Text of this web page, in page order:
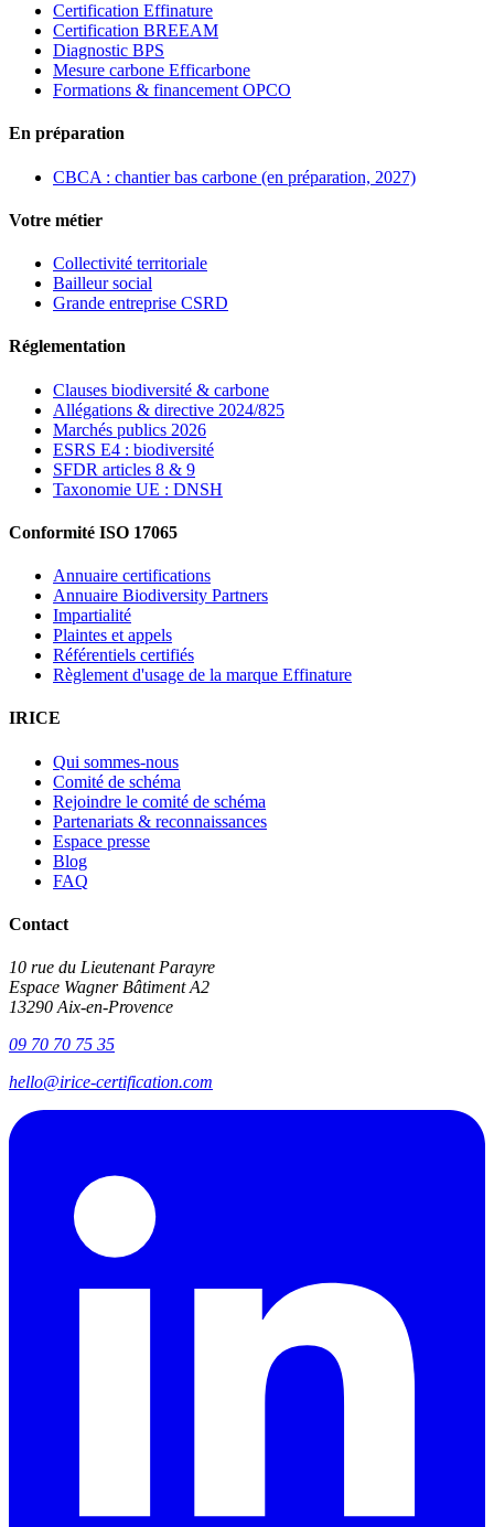
Certification Effinature
Certification BREEAM
Diagnostic BPS
Mesure carbone Efficarbone
Formations & financement OPCO
En préparation
CBCA : chantier bas carbone (en préparation, 2027)
Votre métier
Collectivité territoriale
Bailleur social
Grande entreprise CSRD
Réglementation
Clauses biodiversité & carbone
Allégations & directive 2024/825
Marchés publics 2026
ESRS E4 : biodiversité
SFDR articles 8 & 9
Taxonomie UE : DNSH
Conformité ISO 17065
Annuaire certifications
Annuaire Biodiversity Partners
Impartialité
Plaintes et appels
Référentiels certifiés
Règlement d'usage de la marque Effinature
IRICE
Qui sommes-nous
Comité de schéma
Rejoindre le comité de schéma
Partenariats & reconnaissances
Espace presse
Blog
FAQ
Contact
10 rue du Lieutenant Parayre
Espace Wagner Bâtiment A2
13290 Aix-en-Provence
09 70 70 75 35
hello@irice-certification.com